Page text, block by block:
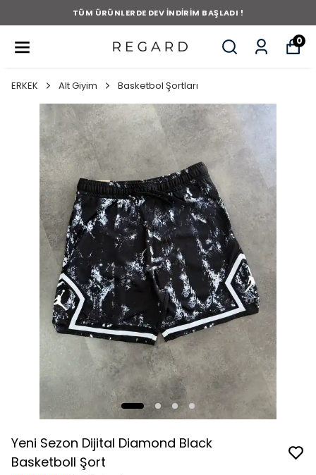
TÜM ÜRÜNLERDE DEV İNDİRİM BAŞLADI !
0
ERKEK Alt Giyim Basketbol Şortları
Yeni Sezon Dijital Diamond Black
Basketboll Şort